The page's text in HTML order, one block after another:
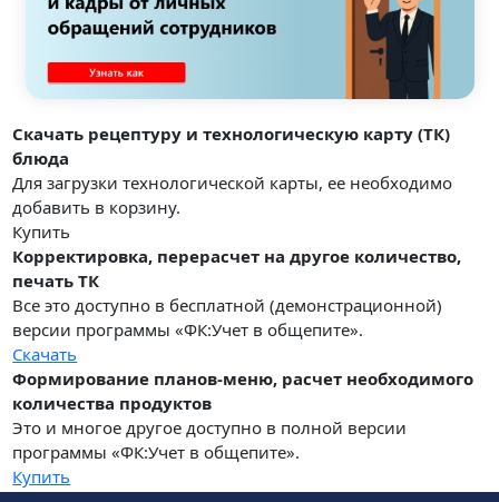
Скачать рецептуру и технологическую карту (ТК)
блюда
Для загрузки технологической карты, ее необходимо
добавить в корзину.
Купить
Корректировка, перерасчет на другое количество,
печать ТК
Все это доступно в бесплатной (демонстрационной)
версии программы «ФК:Учет в общепите».
Скачать
Формирование планов-меню, расчет необходимого
количества продуктов
Это и многое другое доступно в полной версии
программы «ФК:Учет в общепите».
Купить